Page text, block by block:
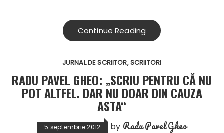
Continue Reading
JURNAL DE SCRIITOR SCRIITORI
RADU PAVEL GHEO: „SCRIU PENTRU CĂ NU
POT ALTFEL. DAR NU DOAR DIN CAUZA
ASTA“
5 septembrie 2012 by Radu Pavel Gheo